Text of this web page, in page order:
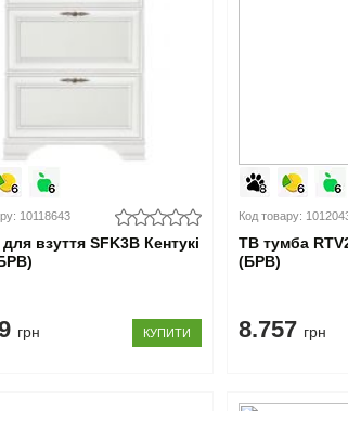
10118643
взуття SFK3B Кентукі
грн КУПИТИ
Код товару:
ТВ тумба
(БРВ)
8.757 грн